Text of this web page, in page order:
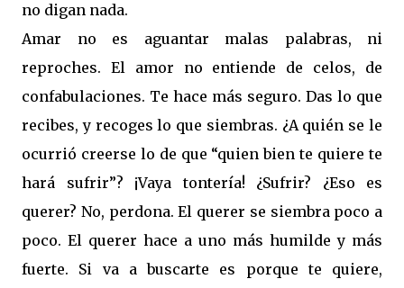
no digan nada.
Amar no es aguantar malas palabras, ni
reproches. El amor no entiende de celos, de
confabulaciones. Te hace más seguro. Das lo que
recibes, y recoges lo que siembras. ¿A quién se le
ocurrió creerse lo de que “quien bien te quiere te
hará sufrir”? ¡Vaya tontería! ¿Sufrir? ¿Eso es
querer? No, perdona. El querer se siembra poco a
poco. El querer hace a uno más humilde y más
fuerte. Si va a buscarte es porque te quiere,